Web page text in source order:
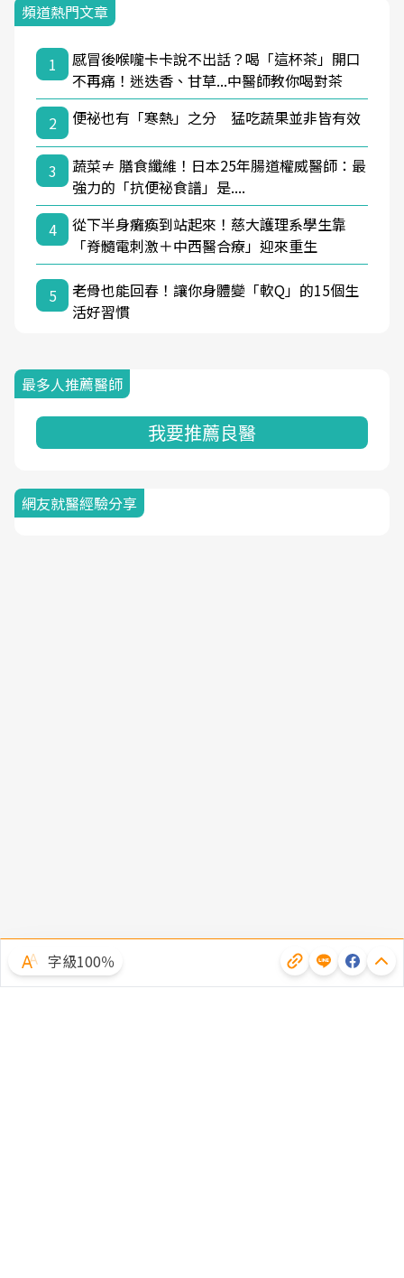
頻道熱門文章
1
感冒後喉嚨卡卡說不出話？喝「這杯茶」開口
不再痛！迷迭香、甘草...中醫師教你喝對茶
2
便祕也有「寒熱」之分 猛吃蔬果並非皆有效
3
蔬菜≠ 膳食纖維！日本25年腸道權威醫師：最
強力的「抗便祕食譜」是....
4
從下半身癱瘓到站起來！慈大護理系學生靠
「脊髓電刺激＋中西醫合療」迎來重生
5
老骨也能回春！讓你身體變「軟Q」的15個生
活好習慣
最多人推薦醫師
我要推薦良醫
網友就醫經驗分享
字級100％